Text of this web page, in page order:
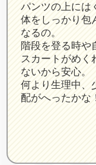
パンツの上には
体をしっかり包
なるの。
階段を登る時や
スカートがめく
ないから安心。
何より生理中、
配がへったかな